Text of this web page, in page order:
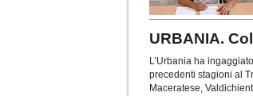
URBANIA.
L’Urbania ha
precedenti stagioni al
Maceratese,